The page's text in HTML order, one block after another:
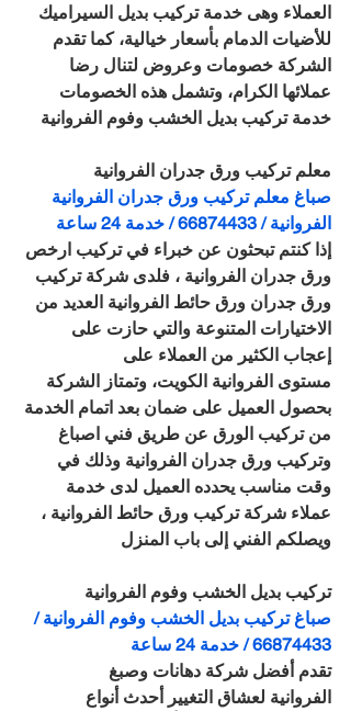
العملاء وهى خدمة تركيب بديل السيراميك
للأضيات الدمام بأسعار خيالية، كما تقدم
الشركة خصومات وعروض لتنال رضا
عملائها الكرام، وتشمل هذه الخصومات
خدمة تركيب بديل الخشب وفوم الفروانية
معلم تركيب ورق جدران الفروانية
صباغ معلم تركيب ورق جدران الفروانية
الفروانية / 66874433 / خدمة 24 ساعة
إذا كنتم تبحثون عن خبراء في تركيب ارخص
ورق جدران الفروانية ، فلدى شركة تركيب
ورق جدران ورق حائط الفروانية العديد من
الاختيارات المتنوعة والتي حازت على
إعجاب الكثير من العملاء على
مستوى الفروانية الكويت، وتمتاز الشركة
بحصول العميل على ضمان بعد اتمام الخدمة
من تركيب الورق عن طريق فني اصباغ
وتركيب ورق جدران الفروانية وذلك في
وقت مناسب يحدده العميل لدى خدمة
عملاء شركة تركيب ورق حائط الفروانية ،
ويصلكم الفني إلى باب المنزل
تركيب بديل الخشب وفوم الفروانية
صباغ تركيب بديل الخشب وفوم الفروانية /
66874433 / خدمة 24 ساعة
تقدم أفضل شركة دهانات وصبغ
الفروانية لعشاق التغيير أحدث أنواع